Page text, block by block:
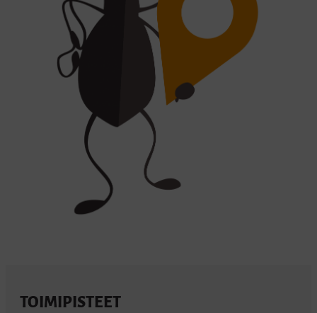
TOIMIPISTEET